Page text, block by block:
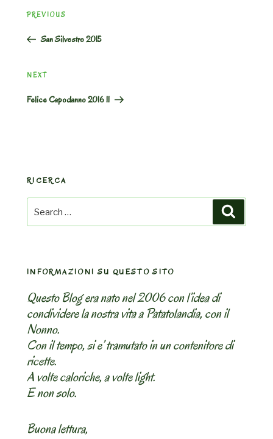
navigation
Previous
PREVIOUS
San Silvestro 2015
Next
NEXT
Felice Capodanno 2016 !!
RICERCA
Search
for:
INFORMAZIONI SU QUESTO SITO
Questo Blog era nato nel 2006 con l’idea di
condividere la nostra vita a Patatolandia, con il
Nonno.
Con il tempo, si e’ tramutato in un contenitore di
ricette.
A volte caloriche, a volte light.
E non solo.
Buona lettura,